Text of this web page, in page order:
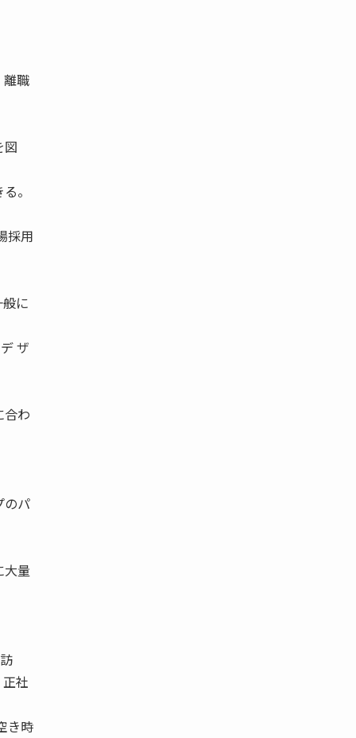
離職
図
。
採用
に
ザ
合わ
のパ
大量
社
き時